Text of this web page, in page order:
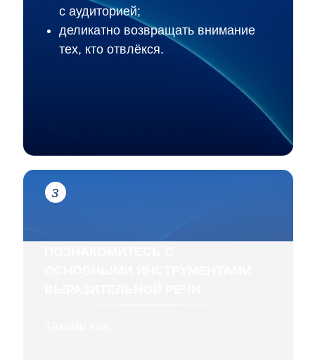
с аудиторией;
деликатно возвращать внимание
тех, кто отвлёкся.
3